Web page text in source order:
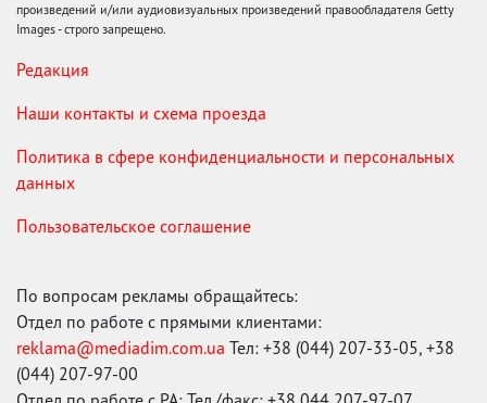
произведений и/или аудиовизуальных произведений правообладателя Getty
Images - строго запрещено.
Редакция
Наши контакты и схема проезда
Политика в сфере конфиденциальности и персональных
данных
Пользовательское соглашение
По вопросам рекламы обращайтесь:
Отдел по работе с прямыми клиентами:
reklama@mediadim.com.ua Тел: +38 (044) 207-33-05, +38
(044) 207-97-00